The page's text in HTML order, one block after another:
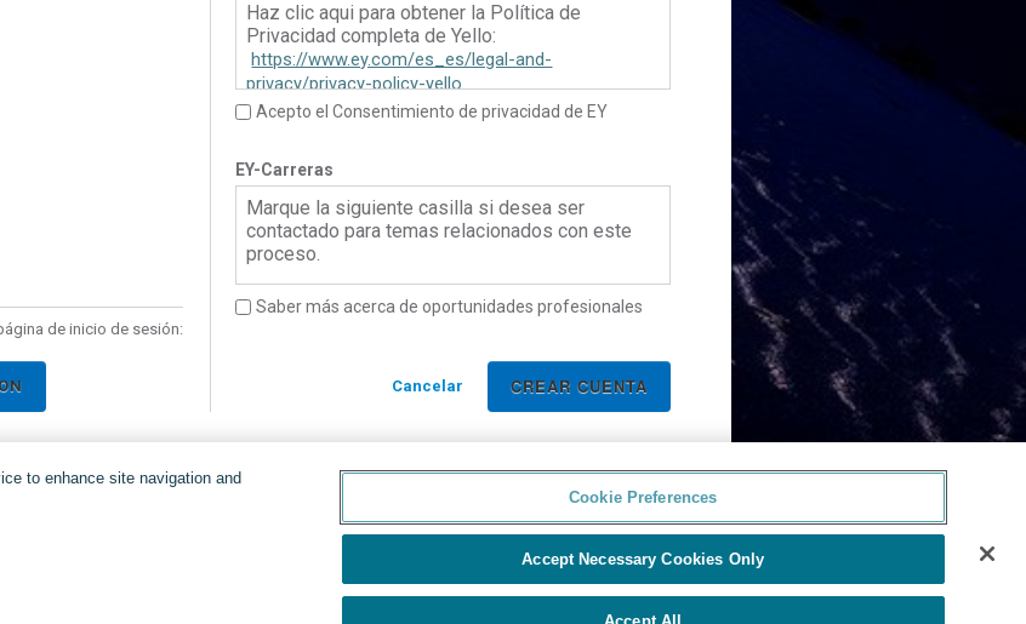
de inicio de sesión:
Haz clic aqui para obtener la Política de
Privacidad completa de Yello:
https://www.ey.com/es_es/legal-and-
privacy/privacy-policy-yello
Acepto el Consentimiento de privacidad de EY
EY-Carreras
Marque la siguiente casilla si desea ser
contactado para temas relacionados con este
proceso.
Saber más acerca de oportunidades profesionales
Cancelar
to enhance site navigation and
Cookie Preferences
Accept Necessary Cookies Only